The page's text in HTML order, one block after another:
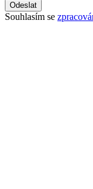
Odeslat
Souhlasím se